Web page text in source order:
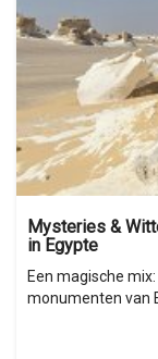
Mysteries &
in Egypte
Een magische
monumenten van